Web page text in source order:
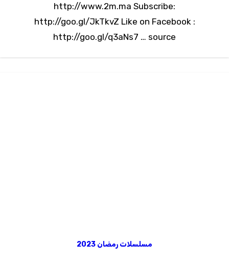
http://www.2m.ma Subscribe:
http://goo.gl/JkTkvZ Like on Facebook :
http://goo.gl/q3aNs7 … source
مسلسلات رمضان 2023